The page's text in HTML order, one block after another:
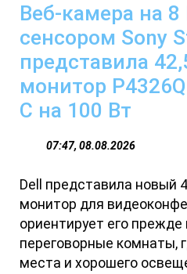
Веб-камера на
сенсором Sony
представила
монитор
C на 100 Вт
07:47, 08.08.2026
Dell представила новый
монитор для
ориентирует его
переговорные комнаты,
места и хорошего